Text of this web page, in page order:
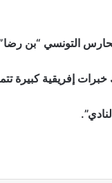
التونسي “بن
إفريقية كبيرة